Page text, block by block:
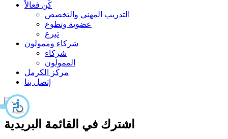
كُن فعالاً
التدريب المهني والتخصص
عضوية وتطوع
تبرع
شركاء وممولون
شركاء
الممولون
مركز الكرمل
إتصل بنا
اشترك في القائمة البريدية